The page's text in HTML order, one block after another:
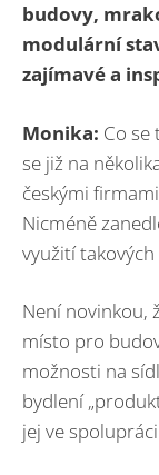
budovy,
modulární
zajímavé a
Monika: Co se
se již na
českými
Nicméně
využití
Není novinkou,
místo pro
možnosti na
bydlení
jej ve